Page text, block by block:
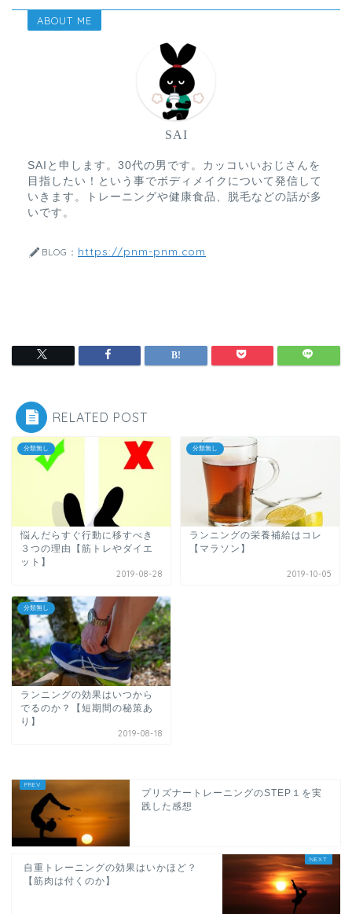
ABOUT ME
SAI
SAIと申します。30代の男です。カッコいいおじさんを
目指したい！という事でボディメイクについて発信して
いきます。トレーニングや健康食品、脱毛などの話が多
いです。
BLOG： https://pnm-pnm.com
RELATED POST
分類無し
悩んだらすぐ行動に移すべき
３つの理由【筋トレやダイエ
ット】
2019-08-28
分類無し
ランニングの栄養補給はコレ
【マラソン】
2019-10-05
分類無し
ランニングの効果はいつから
でるのか？【短期間の秘策あ
り】
2019-08-18
プリズナートレーニングのSTEP１を実
践した感想
自重トレーニングの効果はいかほど？
【筋肉は付くのか】